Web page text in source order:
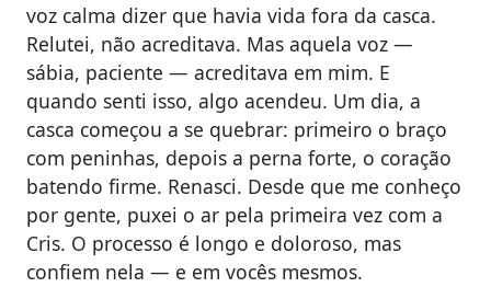
voz calma dizer que havia vida fora da casca.
Relutei, não acreditava. Mas aquela voz —
sábia, paciente — acreditava em mim. E
quando senti isso, algo acendeu. Um dia, a
casca começou a se quebrar: primeiro o braço
com peninhas, depois a perna forte, o coração
batendo firme. Renasci. Desde que me conheço
por gente, puxei o ar pela primeira vez com a
Cris. O processo é longo e doloroso, mas
confiem nela — e em vocês mesmos.